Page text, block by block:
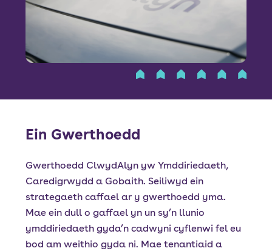
Font size:
Ein Gwerthoedd
Gwerthoedd ClwydAlyn yw Ymddiriedaeth,
Caredigrwydd a Gobaith. Seiliwyd ein
strategaeth caffael ar y gwerthoedd yma.
Mae ein dull o gaffael yn un sy’n llunio
ymddiriedaeth gyda’n cadwyni cyflenwi fel eu
bod am weithio gyda ni. Mae tenantiaid a